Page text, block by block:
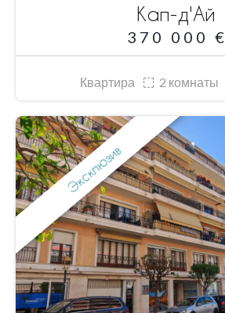
Кап-д'Ай
370 000 €
Квартира 2 комнаты
Эксклюзив